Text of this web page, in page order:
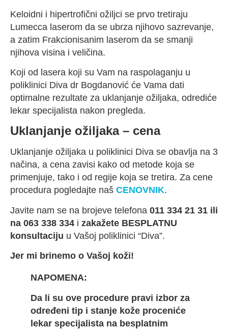
Keloidni i hipertrofični ožiljci se prvo tretiraju
Lumecca laserom da se ubrza njihovo sazrevanje,
a zatim Frakcionisanim laserom da se smanji
njihova visina i veličina.
Koji od lasera koji su Vam na raspolaganju u
poliklinici Diva dr Bogdanović će Vama dati
optimalne rezultate za uklanjanje ožiljaka, odrediće
lekar specijalista nakon pregleda.
Uklanjanje ožiljaka – cena
Uklanjanje ožiljaka u poliklinici Diva se obavlja na 3
načina, a cena zavisi kako od metode koja se
primenjuje, tako i od regije koja se tretira. Za cene
procedura pogledajte naš CENOVNIK.
Javite nam se na brojeve telefona 011 334 21 31 ili
na 063 338 334 i zakažete BESPLATNU
konsultaciju u Vašoj poliklinici “Diva”.
Jer mi brinemo o Vašoj koži!
NAPOMENA:
Da li su ove procedure pravi izbor za
određeni tip i stanje kože proceniće
lekar specijalista na besplatnim